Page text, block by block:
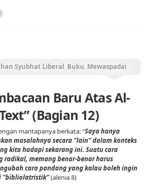
Syubhat Liberal , Buku, Mewaspadai
Baru Atas Al-
(Bagian 12)
mantapanya berkata: “Saya hanya
masalahnya secara “lain” dalam konteks
kita hadapi sekarang ini. Suatu cara
radikal, memang benar-benar harus
cara pandang yang kalau boleh ingin
“bibliolatristik”(alenia 8)